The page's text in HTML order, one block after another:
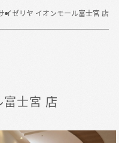
イゼリヤ イオンモール富士宮 店
士宮 店